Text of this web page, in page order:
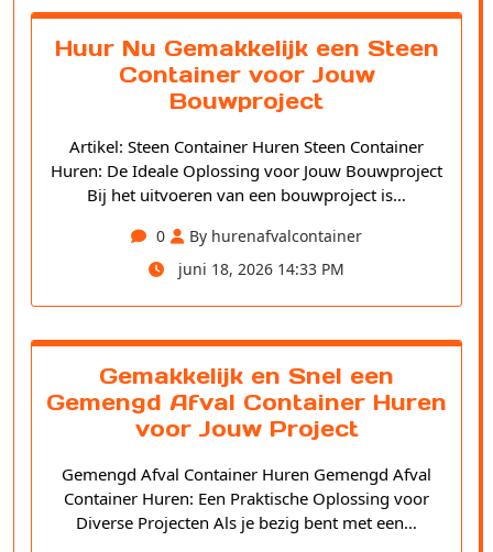
Huur Nu Gemakkelijk een Steen
Container voor Jouw
Bouwproject
Artikel: Steen Container Huren Steen Container
Huren: De Ideale Oplossing voor Jouw Bouwproject
Bij het uitvoeren van een bouwproject is…
0
By hurenafvalcontainer
juni 18, 2026 14:33 PM
Gemakkelijk en Snel een
Gemengd Afval Container Huren
voor Jouw Project
Gemengd Afval Container Huren Gemengd Afval
Container Huren: Een Praktische Oplossing voor
Diverse Projecten Als je bezig bent met een…